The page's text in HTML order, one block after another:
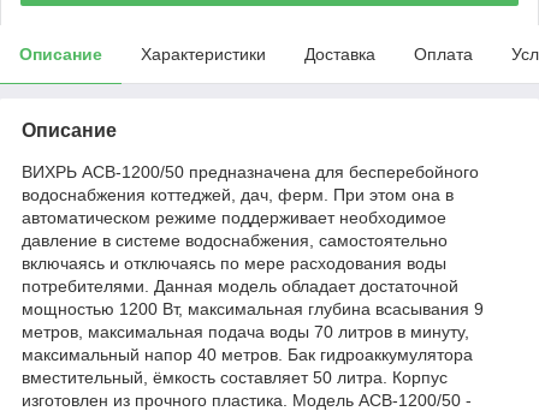
Описание Характеристики Доставка Оплата
Описание
ВИХРЬ АСВ-1200/50 предназначена для бесперебойного
водоснабжения коттеджей, дач, ферм. При этом она в
автоматическом режиме поддерживает необходимое
давление в системе водоснабжения, самостоятельно
включаясь и отключаясь по мере расходования воды
потребителями. Данная модель обладает достаточной
мощностью 1200 Вт, максимальная глубина всасывания 9
метров, максимальная подача воды 70 литров в минуту,
максимальный напор 40 метров. Бак гидроаккумулятора
вместительный, ёмкость составляет 50 литра. Корпус
изготовлен из прочного пластика. Модель АСВ-1200/50 -